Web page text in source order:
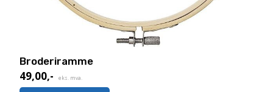
Broderiramme
49,00,- eks. mva.